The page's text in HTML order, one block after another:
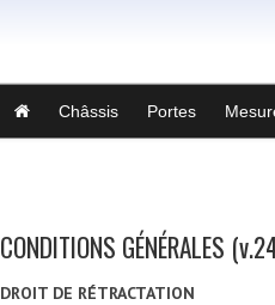
Châssis Portes
CONDITIONS GÉNÉRALES
DROIT DE RÉTRACTATION